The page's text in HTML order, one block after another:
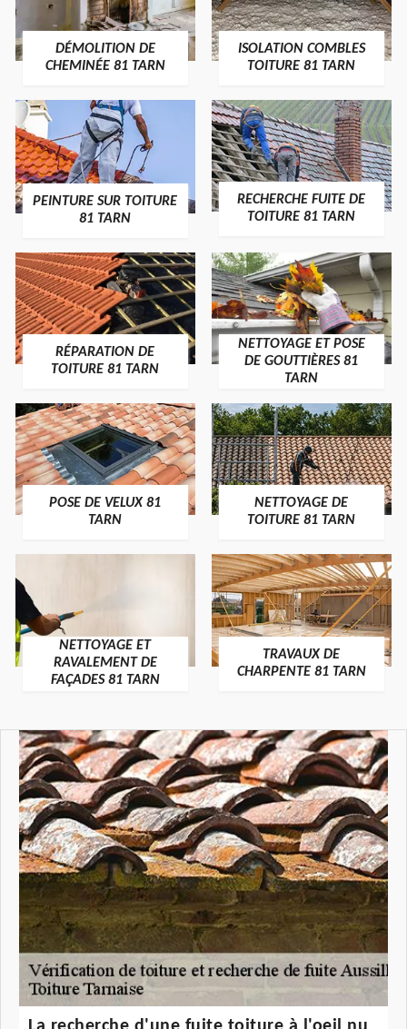
DÉMOLITION DE
CHEMINÉE 81 TARN
ISOLATION COMBLES
TOITURE 81 TARN
PEINTURE SUR TOITURE
81 TARN
RECHERCHE FUITE DE
TOITURE 81 TARN
RÉPARATION DE
TOITURE 81 TARN
NETTOYAGE ET POSE
DE GOUTTIÈRES 81
TARN
POSE DE VELUX 81
TARN
NETTOYAGE DE
TOITURE 81 TARN
NETTOYAGE ET
RAVALEMENT DE
FAÇADES 81 TARN
TRAVAUX DE
CHARPENTE 81 TARN